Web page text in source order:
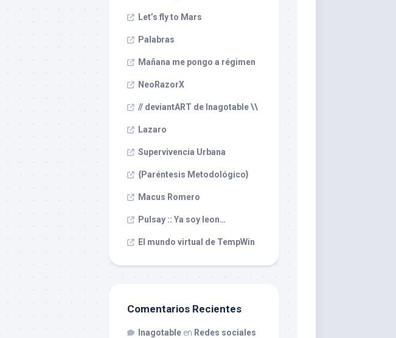
Let’s fly to Mars
Palabras
Mañana me pongo a régimen
NeoRazorX
// deviantART de Inagotable \\
Lazaro
Supervivencia Urbana
{Paréntesis Metodológico}
Macus Romero
Pulsay :: Ya soy leon…
El mundo virtual de TempWin
Comentarios Recientes
Inagotable en Redes sociales